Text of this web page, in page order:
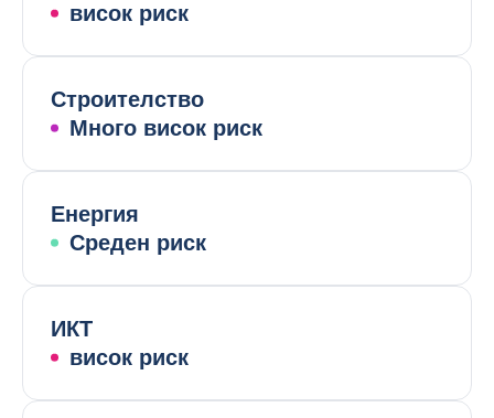
висок риск
Строителство
Много висок риск
Енергия
Среден риск
ИКТ
висок риск